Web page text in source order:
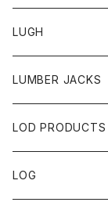
LUGH
LUMBER JACKS
LOD PRODUCTS
LOG